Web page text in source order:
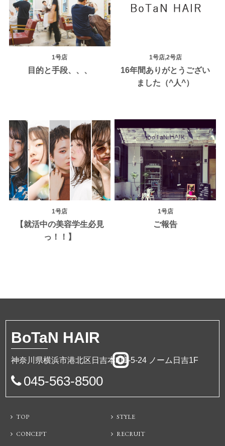
1号店
目的と手段、、、
1号店,2号店
16年間ありがとうござい
ました（^人^）
1号店
【就活中の美容学生必見
っ！！】
1号店
ご報告
BoTaN HAIR
神奈川県横浜市港北区日吉本町1-5-24 ノーム日吉1F
045-563-8500
TOP
CONCEPT
STYLE
RECRUIT